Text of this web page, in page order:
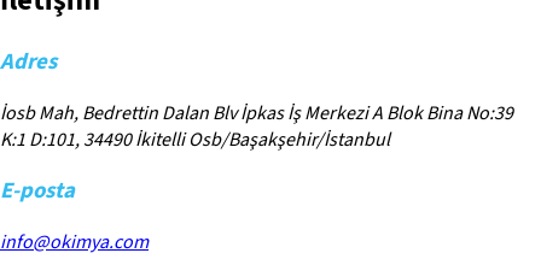
Adres
İosb Mah, Bedrettin Dalan Blv İpkas İş Merkezi A Blok Bina No:39
K:1 D:101, 34490 İkitelli Osb/Başakşehir/İstanbul
E-posta
info@okimya.com